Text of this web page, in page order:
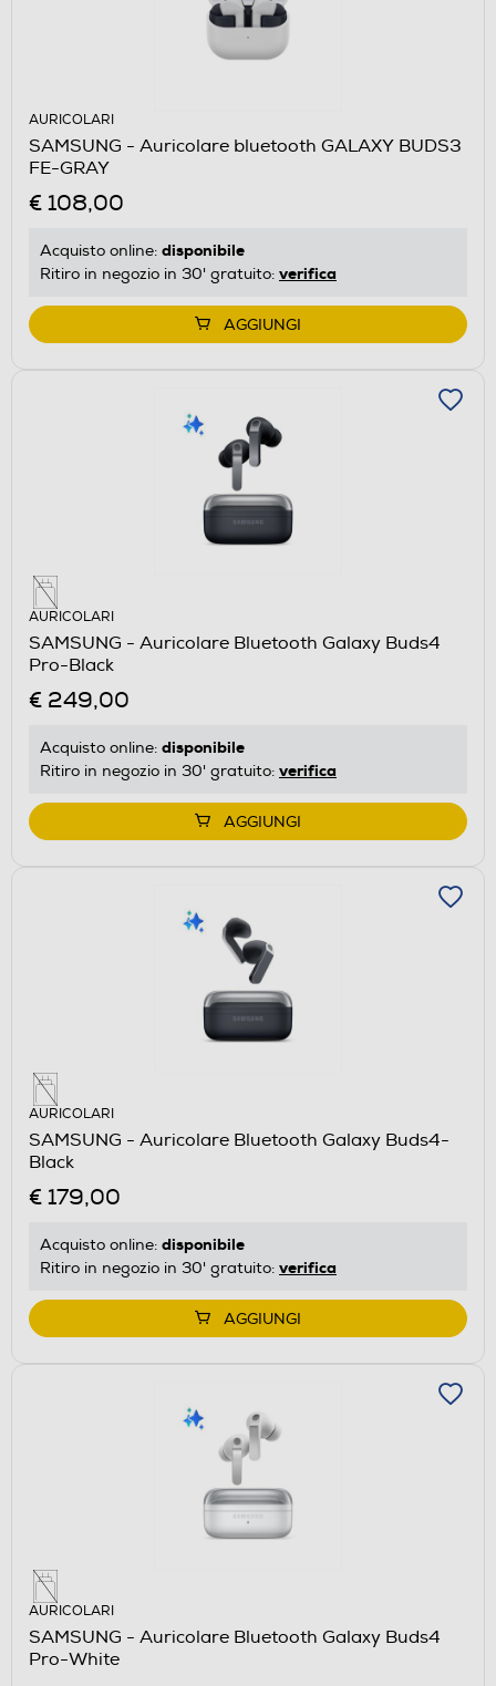
AURICOLARI
SAMSUNG - Auricolare bluetooth GALAXY BUDS3
FE-GRAY
€ 108,00
Acquisto online: disponibile
Ritiro in negozio in 30' gratuito: verifica
AGGIUNGI
AURICOLARI
SAMSUNG - Auricolare Bluetooth Galaxy Buds4
Pro-Black
€ 249,00
Acquisto online: disponibile
Ritiro in negozio in 30' gratuito: verifica
AGGIUNGI
AURICOLARI
SAMSUNG - Auricolare Bluetooth Galaxy Buds4-
Black
€ 179,00
Acquisto online: disponibile
Ritiro in negozio in 30' gratuito: verifica
AGGIUNGI
AURICOLARI
SAMSUNG - Auricolare Bluetooth Galaxy Buds4
Pro-White